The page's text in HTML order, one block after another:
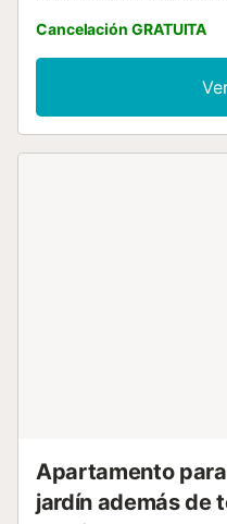
personas. Los servicios
acondicionado,
videoconsola, así como
alquiler vacacional cuenta
con terraza descubierta y
Cancelación GRATUITA
Apartamento
jardín además de